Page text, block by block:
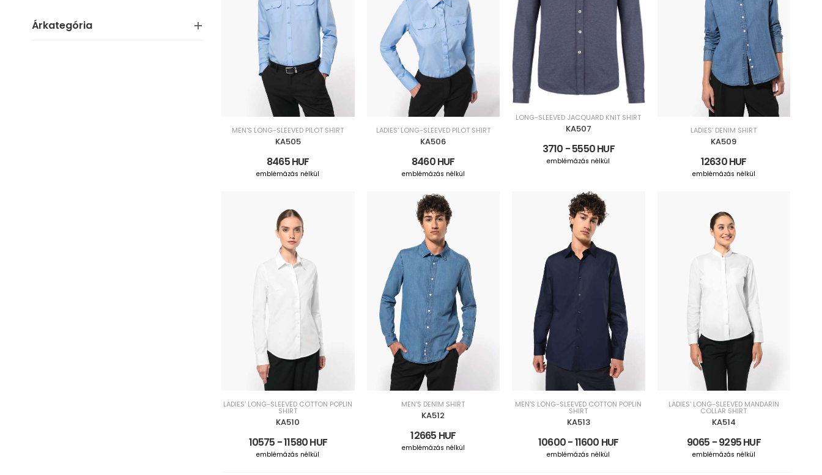
Árkategória
MEN'S LONG-SLEEVED PILOT SHIRT
KA505
8465 HUF
emblémázás nélkül
LADIES’ LONG-SLEEVED PILOT SHIRT
KA506
8460 HUF
emblémázás nélkül
LONG-SLEEVED JACQUARD KNIT SHIRT
KA507
3710 - 5550 HUF
emblémázás nélkül
LADIES’ DENIM SHIRT
KA509
12630 HUF
emblémázás nélkül
LADIES’ LONG-SLEEVED COTTON POPLIN
SHIRT
KA510
10575 - 11580 HUF
emblémázás nélkül
MEN’S DENIM SHIRT
KA512
12665 HUF
emblémázás nélkül
MEN’S LONG-SLEEVED COTTON POPLIN
SHIRT
KA513
10600 - 11600 HUF
emblémázás nélkül
LADIES' LONG-SLEEVED MANDARIN
COLLAR SHIRT
KA514
9065 - 9295 HUF
emblémázás nélkül